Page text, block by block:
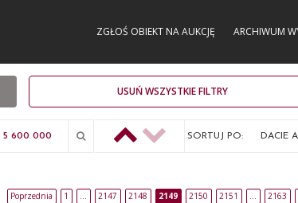
ZGŁOŚ OBIEKT NA AUKCJĘ ARCHIWUM
USUŃ WSZYSTKIE FILTRY
SORTUJ PO: DACIE
Poprzednia 1 … 2147 2148 2149 2150 2151 … 2163